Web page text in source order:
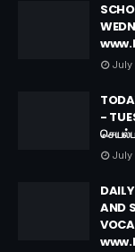
July
-
July
AND